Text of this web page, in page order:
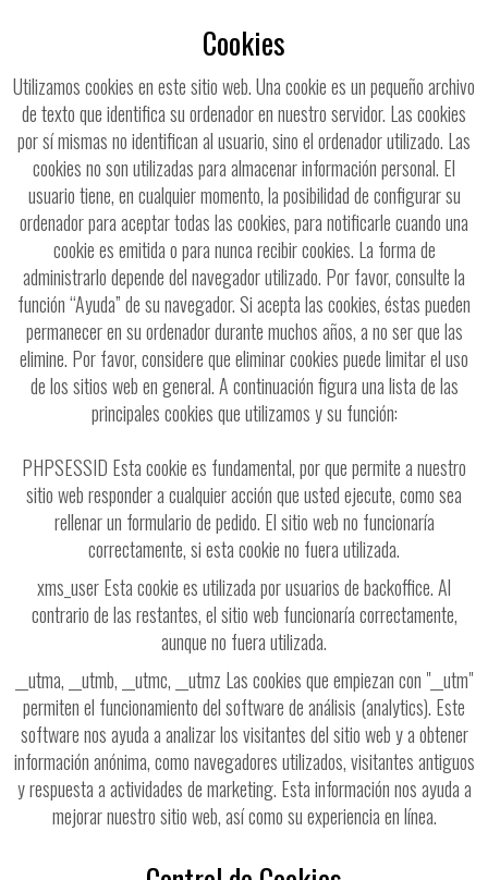
Cookies
Utilizamos cookies en este sitio web. Una cookie es un pequeño archivo
de texto que identifica su ordenador en nuestro servidor. Las cookies
por sí mismas no identifican al usuario, sino el ordenador utilizado. Las
cookies no son utilizadas para almacenar información personal. El
usuario tiene, en cualquier momento, la posibilidad de configurar su
ordenador para aceptar todas las cookies, para notificarle cuando una
cookie es emitida o para nunca recibir cookies. La forma de
administrarlo depende del navegador utilizado. Por favor, consulte la
función “Ayuda” de su navegador. Si acepta las cookies, éstas pueden
permanecer en su ordenador durante muchos años, a no ser que las
elimine. Por favor, considere que eliminar cookies puede limitar el uso
de los sitios web en general. A continuación figura una lista de las
principales cookies que utilizamos y su función:
PHPSESSID Esta cookie es fundamental, por que permite a nuestro
sitio web responder a cualquier acción que usted ejecute, como sea
rellenar un formulario de pedido. El sitio web no funcionaría
correctamente, si esta cookie no fuera utilizada.
xms_user Esta cookie es utilizada por usuarios de backoffice. Al
contrario de las restantes, el sitio web funcionaría correctamente,
aunque no fuera utilizada.
__utma, __utmb, __utmc, __utmz Las cookies que empiezan con "__utm"
permiten el funcionamiento del software de análisis (analytics). Este
software nos ayuda a analizar los visitantes del sitio web y a obtener
información anónima, como navegadores utilizados, visitantes antiguos
y respuesta a actividades de marketing. Esta información nos ayuda a
mejorar nuestro sitio web, así como su experiencia en línea.